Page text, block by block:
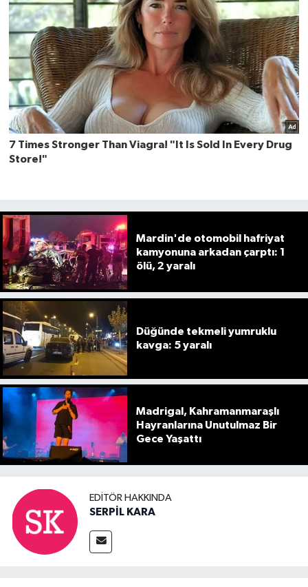
Mardin'de otomobil hafriyat
kamyonuna arkadan çarptı: 1
ölü, 2 yaralı
Düğünde tekmeli yumruklu
kavga: 5 yaralı
Madrigal, Kahramanmaraşlı
Hayranlarına Unutulmaz Bir
Gece Yaşattı
EDITÖR HAKKINDA
SERPİL KARA